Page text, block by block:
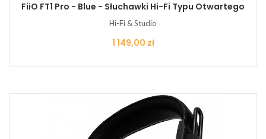
FiiO FT1 Pro - Blue - Słuchawki Hi-Fi Typu Otwartego
Hi-Fi & Studio
Cena
1 149,00 zł